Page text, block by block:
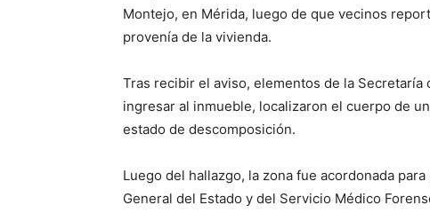
Montejo, en Mérida, luego de que vecinos
provenía de la vivienda.
Tras recibir el aviso, elementos de la Secretaría
ingresar al inmueble, localizaron el cuerpo de
estado de descomposición.
Luego del hallazgo, la zona fue acordonada
General del Estado y del Servicio Médico